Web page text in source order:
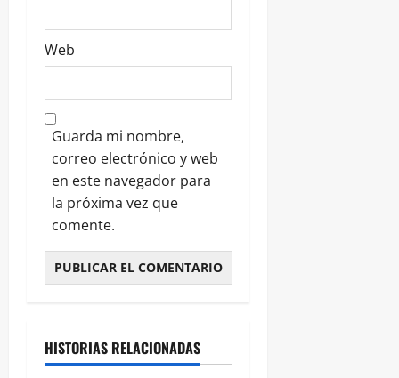
Web
Guarda mi nombre,
correo electrónico y web
en este navegador para
la próxima vez que
comente.
HISTORIAS RELACIONADAS